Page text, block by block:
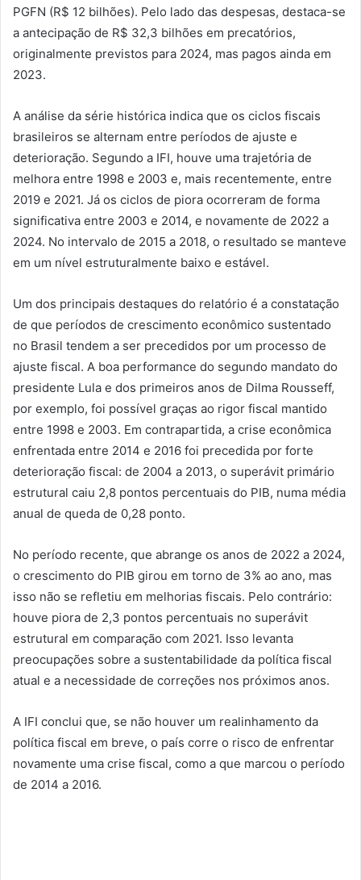
PGFN (R$ 12 bilhões). Pelo lado das despesas, destaca-se
a antecipação de R$ 32,3 bilhões em precatórios,
originalmente previstos para 2024, mas pagos ainda em
2023.
A análise da série histórica indica que os ciclos fiscais
brasileiros se alternam entre períodos de ajuste e
deterioração. Segundo a IFI, houve uma trajetória de
melhora entre 1998 e 2003 e, mais recentemente, entre
2019 e 2021. Já os ciclos de piora ocorreram de forma
significativa entre 2003 e 2014, e novamente de 2022 a
2024. No intervalo de 2015 a 2018, o resultado se manteve
em um nível estruturalmente baixo e estável.
Um dos principais destaques do relatório é a constatação
de que períodos de crescimento econômico sustentado
no Brasil tendem a ser precedidos por um processo de
ajuste fiscal. A boa performance do segundo mandato do
presidente Lula e dos primeiros anos de Dilma Rousseff,
por exemplo, foi possível graças ao rigor fiscal mantido
entre 1998 e 2003. Em contrapartida, a crise econômica
enfrentada entre 2014 e 2016 foi precedida por forte
deterioração fiscal: de 2004 a 2013, o superávit primário
estrutural caiu 2,8 pontos percentuais do PIB, numa média
anual de queda de 0,28 ponto.
No período recente, que abrange os anos de 2022 a 2024,
o crescimento do PIB girou em torno de 3% ao ano, mas
isso não se refletiu em melhorias fiscais. Pelo contrário:
houve piora de 2,3 pontos percentuais no superávit
estrutural em comparação com 2021. Isso levanta
preocupações sobre a sustentabilidade da política fiscal
atual e a necessidade de correções nos próximos anos.
A IFI conclui que, se não houver um realinhamento da
política fiscal em breve, o país corre o risco de enfrentar
novamente uma crise fiscal, como a que marcou o período
de 2014 a 2016.